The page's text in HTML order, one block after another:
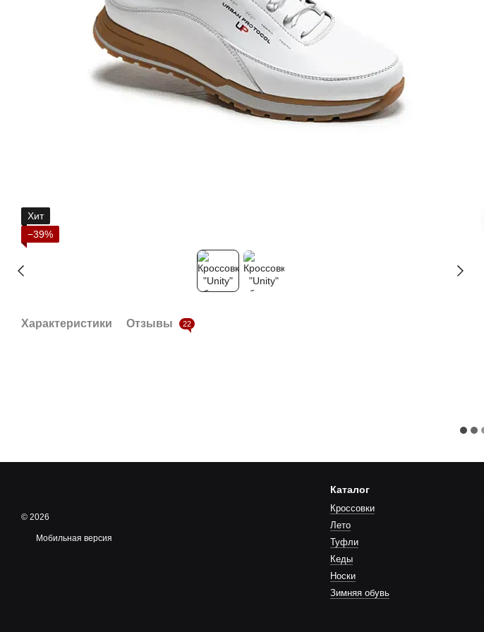
Хит
−39%
Характеристики Отзывы 22
© 2026
Мобильная версия
Каталог
Кроссовки
Лето
Туфли
Кеды
Носки
Зимняя обувь